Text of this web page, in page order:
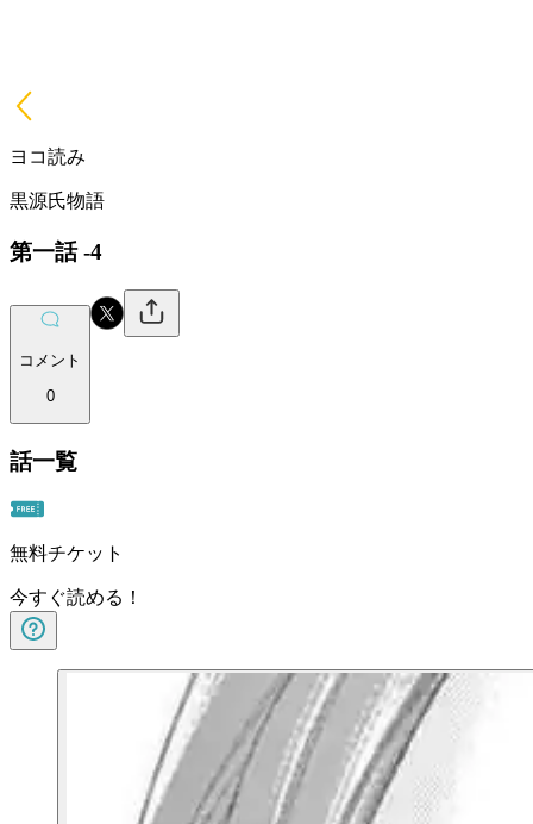
ヨコ読み
黒源氏物語
第一話 -4
コメント
0
話一覧
無料チケット
今すぐ読める！